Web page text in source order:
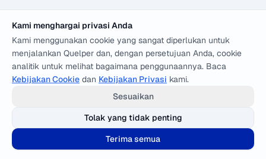
Kami menghargai privasi Anda
Kami menggunakan cookie yang sangat diperlukan untuk
menjalankan Quelper dan, dengan persetujuan Anda, cookie
analitik untuk melihat bagaimana penggunaannya. Baca
Kebijakan Cookie dan Kebijakan Privasi kami.
Sesuaikan
Tolak yang tidak penting
Terima semua